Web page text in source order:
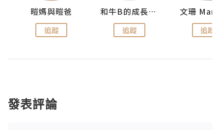
暟媽與暟爸
追蹤
和牛B的成長日記
追蹤
文珊
追蹤
發表評論